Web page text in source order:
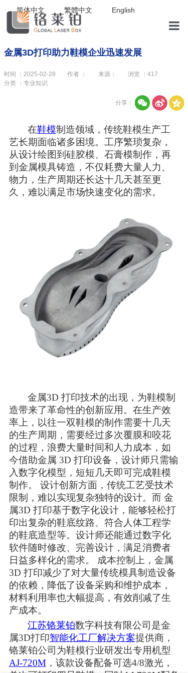
关于我们
产品中心
服务支持
简体中文 繁體中文 English
金属3D打印助力鞋模企业迅速发展
时间 ：2025-02-28 作者 ： 来源： 浏览 ： 417
分类 ：专业知识
分享：
在鞋模制造领域，传统鞋模生产工
艺长期面临诸多困境。工序繁琐复杂，
从设计绘图到硅胶模、石膏模制作，再
到金属模具铸造，不仅耗费大量人力、
物力，生产周期还长达十几天甚至更
久，难以满足市场快速变化的需求。
金属3D 打印技术的出现，为鞋模制
造带来了革命性的创新应用。在生产效
率上，以往一双鞋模的制作需要十几天
的生产周期，需要经过多次覆膜和咬花
的过程，浪费大量时间和人力成本 ，如
今借助金属 3D 打印设备，设计师只需输
入数字化模型，短短几天即可完成鞋模
制作。 设计创新方面，传统工艺受技术
限制，难以实现复杂独特的设计。而 金
属3D 打印基于数字化设计，能够轻松打
印出复杂的鞋底纹路、符合人体工程学
的鞋底造型等。设计师还能通过数字化
软件随时修改、完善设计，满足消费者
日益多样化的需求。
成本控制上， 金属
3D 打印减少了对大量传统模具制造设备
的依赖，降低了设备采购和维护成本，
材料利用率也大幅提高，有效削减了生
产成本。
江苏铬莱铂数字科技有限公司是金
属3D打印智能化工厂解决方案提供商，
铬莱铂公司为鞋模行业研发出专用机型
AJ-720M，该款设备配备可选4/8激光，